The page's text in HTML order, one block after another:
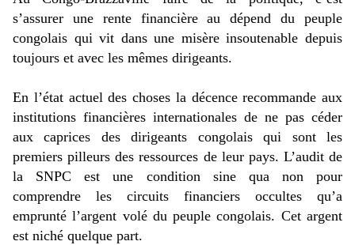
s’assurer une rente financière au dépend du peuple
congolais qui vit dans une misère insoutenable depuis
toujours et avec les mêmes dirigeants.
En l’état actuel des choses la décence recommande aux
institutions financières internationales de ne pas céder
aux caprices des dirigeants congolais qui sont les
premiers pilleurs des ressources de leur pays. L’audit de
la SNPC est une condition sine qua non pour
comprendre les circuits financiers occultes qu’a
emprunté l’argent volé du peuple congolais. Cet argent
est niché quelque part.